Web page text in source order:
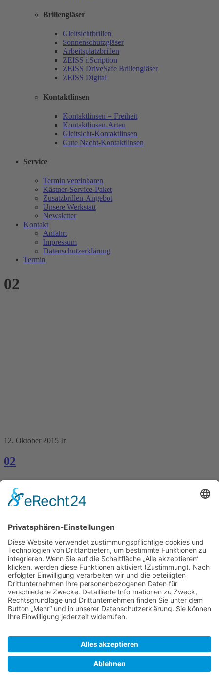
Brillengläser
Gleitsichtbrillen
Sonnenschutzgläser
Arbeitsplatzbrillen
ZEISS i.Scription
ZEISS DriveSafe Brillengläser
ZEISS Digital
Kontaktlinsen
Kontaktlinsen = Freiheit
Kontaktlinsen-Arten
Gleitsicht-Kontaktlinsen
Gute Nacht-Kontaktlinsen
Service
Termin vereinbaren
Kästner-Service-Paket
Zusatzbrillen-Angebot
Unsere Werkstatt
Newsletter
Kontakt
Anfahrt
Impressum
Datenschutzerklärung
Termin
02
12. Oktober 2015 In
02
Kontakt
Königstraße 28
70173 Stuttgart
T: 0711 29 39 20
kontakt@kaestner-stuttgart.de
Unsere Öffnungszeiten
Montag bis Samstag:
10:00 Uhr – 19:00 Uhr
Pflichtangaben
Impressum
Datenschutzerklärung
Kontakt